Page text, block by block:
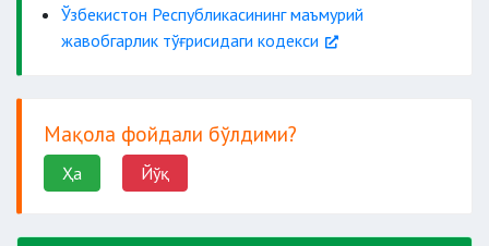
Ўзбекистон Республикасининг маъмурий
жавобгарлик тўғрисидаги кодекси
Мақола фойдали бўлдими?
Ҳа Йўқ